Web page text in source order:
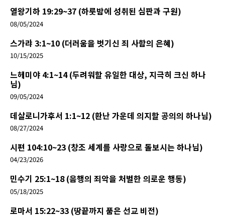
열왕기하 19:29~37 (하룻밤에 성취된 심판과 구원)
08/05/2024
스가랴 3:1~10 (더러움을 벗기신 죄 사함의 은혜)
10/15/2025
느헤미야 4:1~14 (두려워할 유일한 대상, 지극히 크신 하나
님)
09/05/2024
데살로니가후서 1:1~12 (환난 가운데 의지할 공의의 하나님)
08/27/2024
시편 104:10~23 (창조 세계를 사랑으로 돌보시는 하나님)
04/23/2026
민수기 25:1~18 (음행의 죄악을 처벌한 의로운 행동)
05/18/2025
로마서 15:22~33 (땅끝까지 품은 선교 비전)